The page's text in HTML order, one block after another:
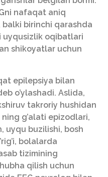
nafaqat aniq
birinchi qarashda
uyqusizlik oqibatlari
shikoyatlar uchun
epilepsiya bilan
o’ylashadi. Aslida,
takroriy hushidan
ning g’alati epizodlari,
uyqu buzilishi, bosh
bolalarda
tizimining
qilish uchun